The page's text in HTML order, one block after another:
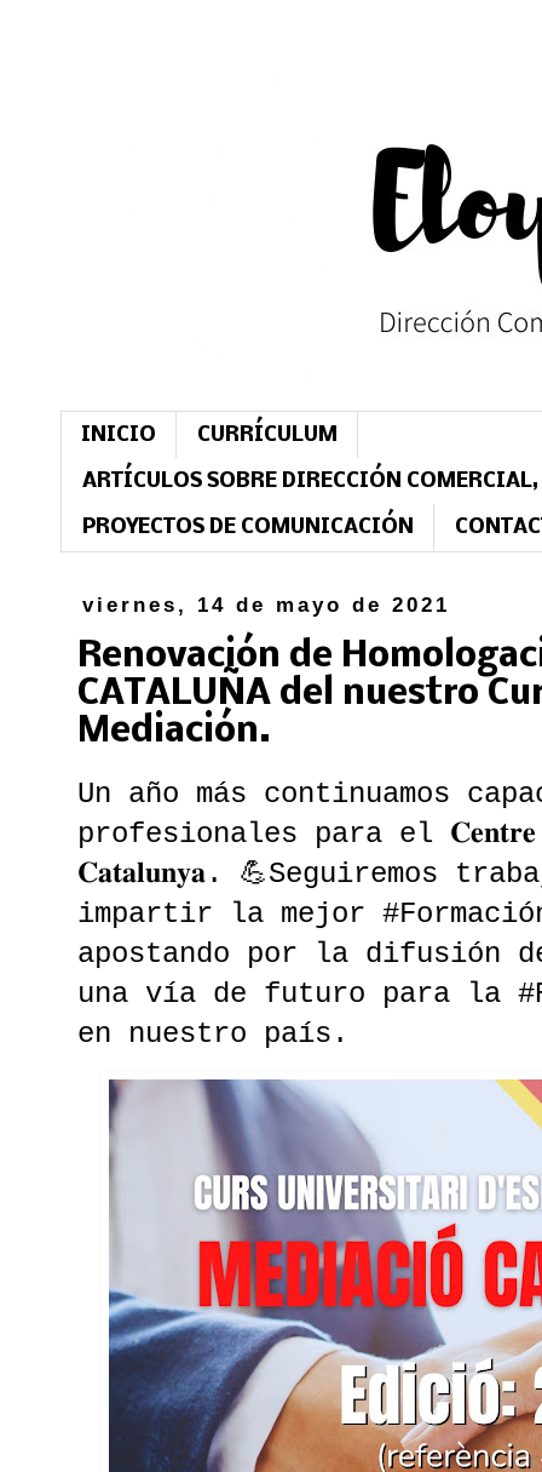
INICIO CURRÍCULUM
ARTÍCULOS SOBRE DIRECCIÓN
PROYECTOS DE COMUNICACIÓN
viernes, 14 de mayo de 2021
Renovación de
CATALUÑA del nuestro
Mediación.
Un año más continuamos
profesionales para el 𝐂𝐞𝐧𝐭𝐫𝐞
𝐂𝐚𝐭𝐚𝐥𝐮𝐧𝐲𝐚. 💪Seguiremos
impartir la mejor
apostando por la difusión
una vía de futuro para la
en nuestro país.